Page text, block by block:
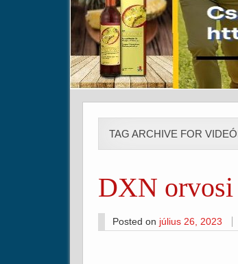
TAG ARCHIVE FOR
DXN orvosi
Posted on július 26, 2023